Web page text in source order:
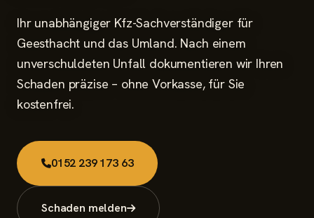
Schaden melden
Ihr unabhängiger Kfz-Sachverständiger für
Geesthacht und das Umland. Nach einem
unverschuldeten Unfall dokumentieren wir Ihren
Schaden präzise – ohne Vorkasse, für Sie
kostenfrei.
0152 239 173 63
Schaden melden